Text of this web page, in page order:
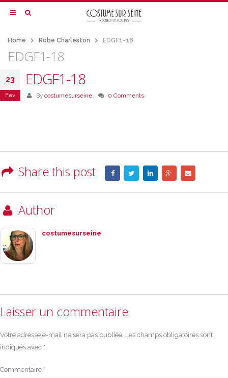
Home Robe Charleston EDGF1-18
EDGF1-18
23
Fév
EDGF1-18
By costumesurseine 0 Comments
Share this post
Author
costumesurseine
Laisser un commentaire
Votre adresse e-mail ne sera pas publiée. Les champs obligatoires sont
indiqués avec *
Commentaire *